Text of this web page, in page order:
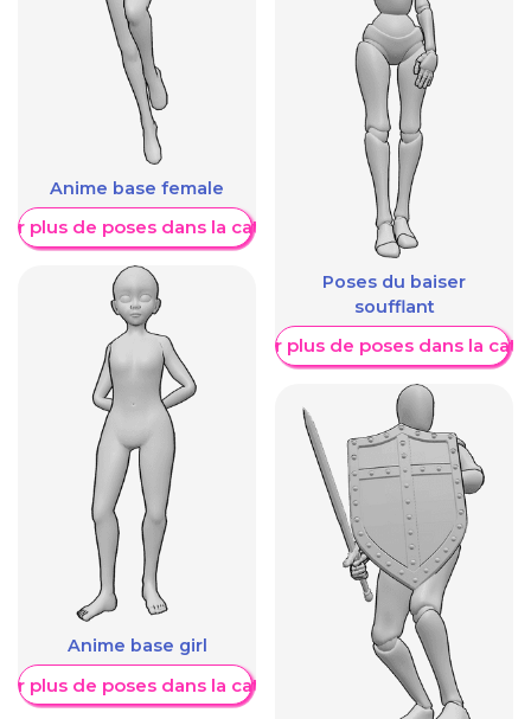
Anime base female
plus de poses dans la catégorie
Anime base girl
plus de poses dans la catégorie
Poses du baiser
soufflant
Afficher plus de poses dans la